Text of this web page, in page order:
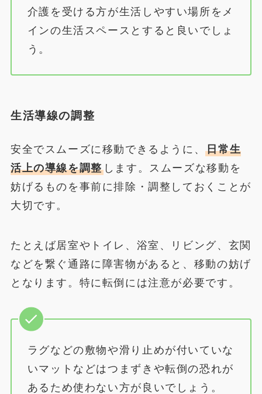
介護を受ける方が生活しやすい場所をメ
インの生活スペースとすると良いでしょ
う。
生活導線の調整
安全でスムーズに移動できるように、日常生
活上の導線を調整します。スムーズな移動を
妨げるものを事前に排除・調整しておくことが
大切です。
たとえば居室やトイレ、浴室、リビング、玄関
などを繋ぐ通路に障害物があると、移動の妨げ
となります。特に転倒には注意が必要です。
ラグなどの敷物や滑り止めが付いていな
いマットなどはつまずきや転倒の恐れが
あるため使わない方が良いでしょう。